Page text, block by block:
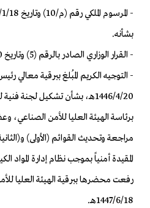
بشأنه.
- القرار الوزاري الصادر بالرقم (5) وتاريخ 1445/12/10هـ وتعديله.
1446/4/20هـ، بشأن تشكيل لجنة
برئاسة الهيئة العليا للأمن
مراجعة وتحديث القوائم (الأولى)
المقيدة أمنياً بموجب نظام إدارة المواد
1447/6/18هـ.